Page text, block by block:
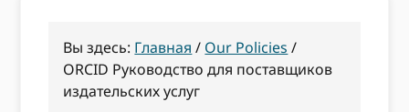
Вы здесь: Главная / Our Policies /
ORCID Руководство для поставщиков
издательских услуг